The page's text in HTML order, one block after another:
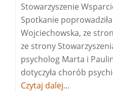
Stowarzyszenie
Spotkanie
Wojciechowska, ze
ze strony
psycholog Marta i
dotyczyła chorób
Czytaj dalej…